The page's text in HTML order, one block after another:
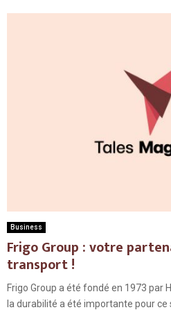
Business
Frigo Group : votre
transport !
Frigo Group a été fondé en 1973 par
la durabilité a été importante pour ce